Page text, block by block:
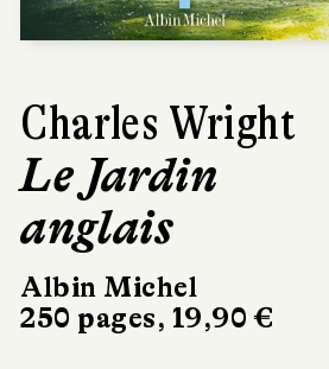
Charles Wright
Le Jardin
anglais
Albin Michel
250 pages, 19,90 €
Minuit
176 pages,